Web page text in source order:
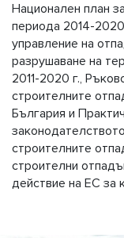
Национален план
периода 2014-2020
управление на
разрушаване на
2011-2020 г.,
строителните
България и
строителните
строителни
действие на ЕС за